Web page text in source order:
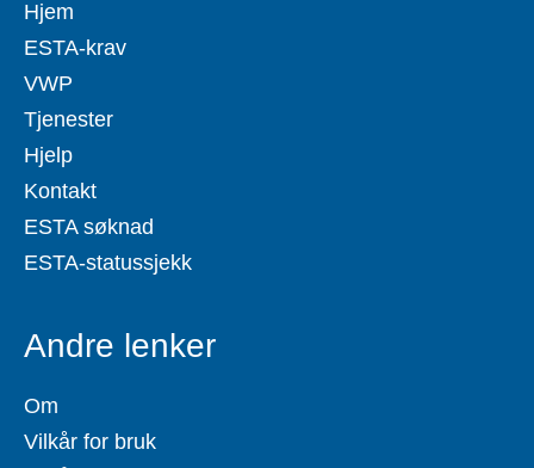
Hjem
ESTA-krav
VWP
Tjenester
Hjelp
Kontakt
ESTA søknad
ESTA-statussjekk
Andre lenker
Om
Vilkår for bruk